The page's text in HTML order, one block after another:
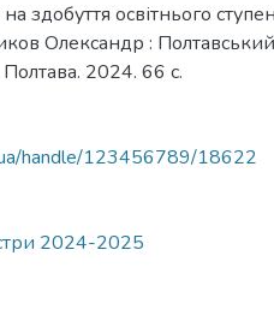
здобуття освітнього
Олександр :
2024. 66 с.
handle/123456789/18622
2024-2025